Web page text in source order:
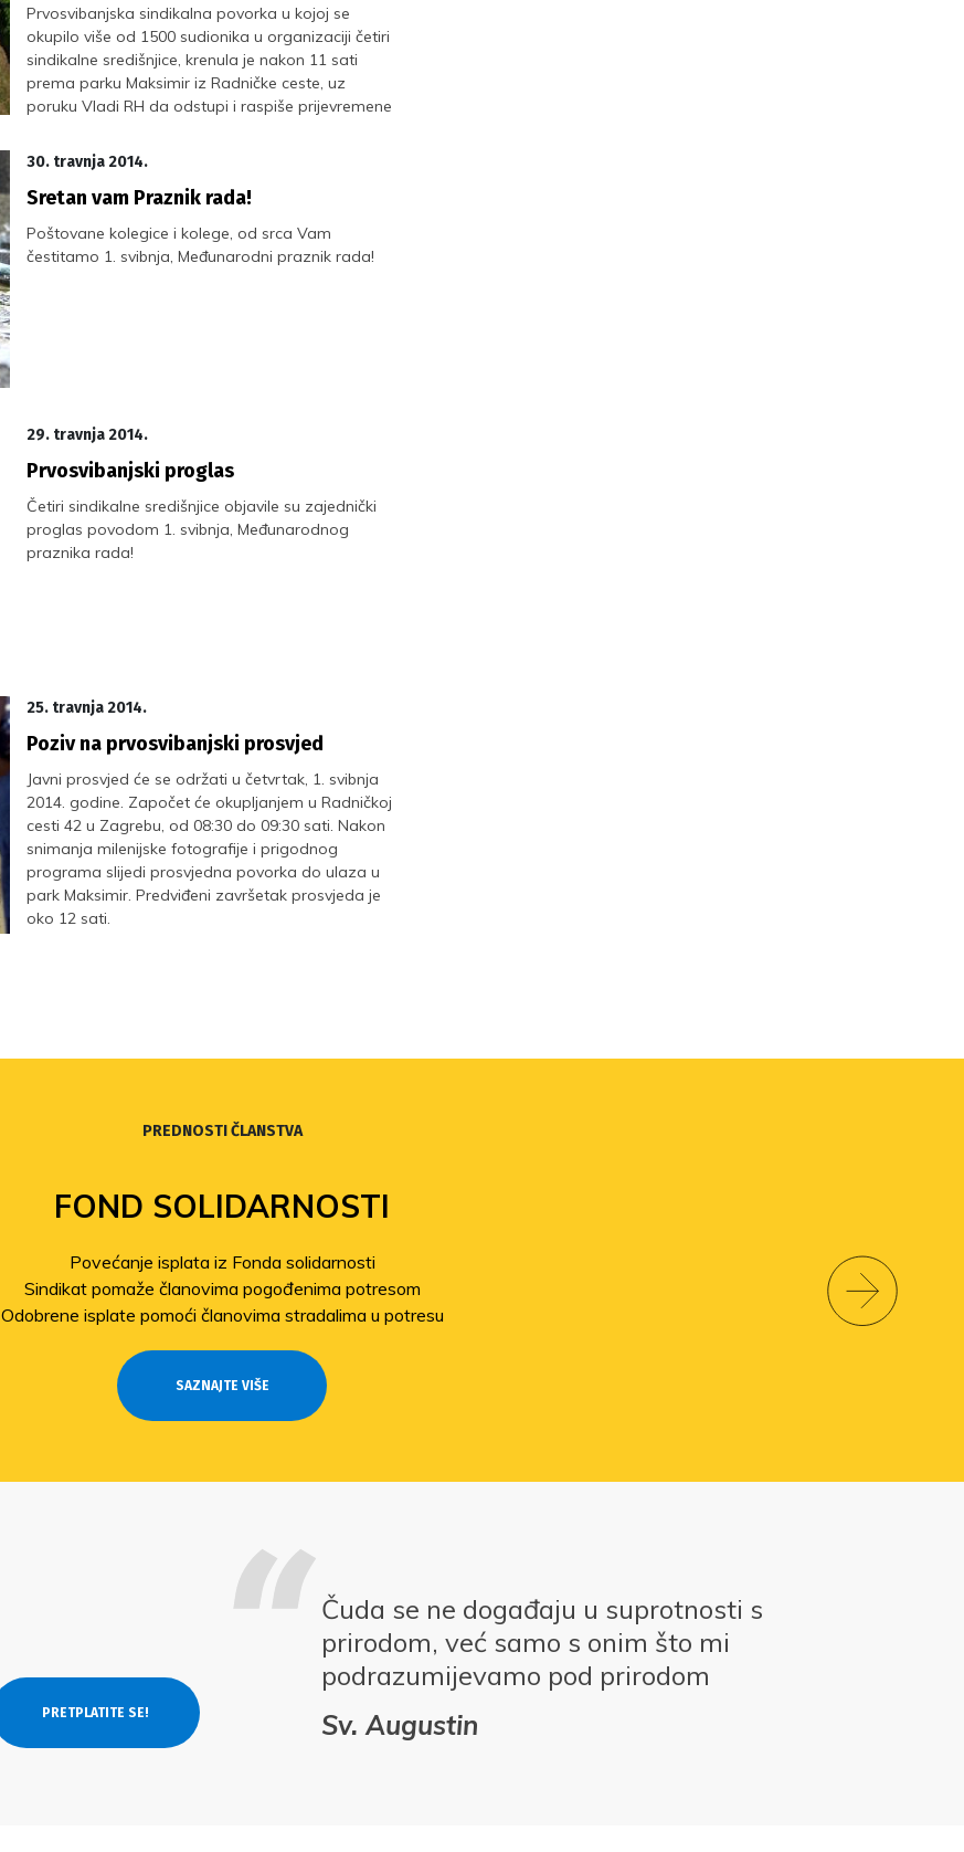
Prvosvibanjska sindikalna povorka u kojoj se
okupilo više od 1500 sudionika u organizaciji četiri
sindikalne središnjice, krenula je nakon 11 sati
prema parku Maksimir iz Radničke ceste, uz
poruku Vladi RH da odstupi i raspiše prijevremene
30. travnja 2014.
Sretan vam Praznik rada!
Poštovane kolegice i kolege, od srca Vam
čestitamo 1. svibnja, Međunarodni praznik rada!
29. travnja 2014.
Prvosvibanjski proglas
Četiri sindikalne središnjice objavile su zajednički
proglas povodom 1. svibnja, Međunarodnog
praznika rada!
25. travnja 2014.
Poziv na prvosvibanjski prosvjed
Javni prosvjed će se održati u četvrtak, 1. svibnja
2014. godine. Započet će okupljanjem u Radničkoj
cesti 42 u Zagrebu, od 08:30 do 09:30 sati. Nakon
snimanja milenijske fotografije i prigodnog
programa slijedi prosvjedna povorka do ulaza u
park Maksimir. Predviđeni završetak prosvjeda je
oko 12 sati.
PREDNOSTI ČLANSTVA
FOND SOLIDARNOSTI
Povećanje isplata iz Fonda solidarnosti
Sindikat pomaže članovima pogođenima potresom
Odobrene isplate pomoći članovima stradalima u potresu
SAZNAJTE VIŠE
Čuda se ne događaju u suprotnosti s
prirodom, već samo s onim što mi
podrazumijevamo pod prirodom
Sv. Augustin